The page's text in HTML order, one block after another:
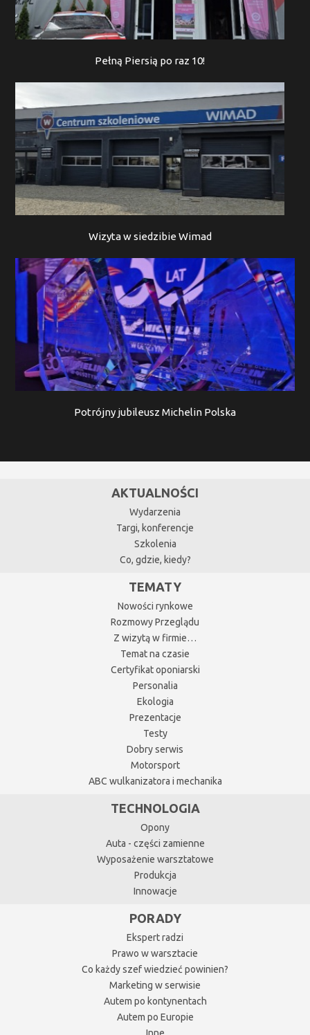
Pełną Piersią po raz 10!
Wizyta w siedzibie Wimad
Potrójny jubileusz Michelin Polska
AKTUALNOŚCI
Wydarzenia
Targi, konferencje
Szkolenia
Co, gdzie, kiedy?
TEMATY
Nowości rynkowe
Rozmowy Przeglądu
Z wizytą w firmie…
Temat na czasie
Certyfikat oponiarski
Personalia
Ekologia
Prezentacje
Testy
Dobry serwis
Motorsport
ABC wulkanizatora i mechanika
TECHNOLOGIA
Opony
Auta - części zamienne
Wyposażenie warsztatowe
Produkcja
Innowacje
PORADY
Ekspert radzi
Prawo w warsztacie
Co każdy szef wiedzieć powinien?
Marketing w serwisie
Autem po kontynentach
Autem po Europie